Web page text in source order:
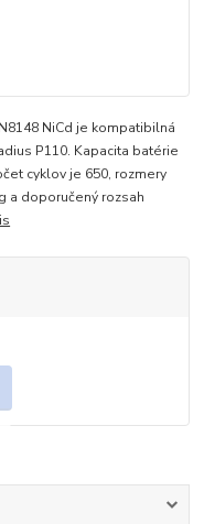
NiCd je kompatibilná
P110. Kapacita batérie
cyklov je 650, rozmery
a doporučený rozsah